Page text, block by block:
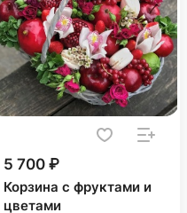
5 700 ₽
Корзина с фруктами и
цветами